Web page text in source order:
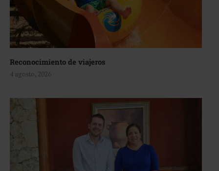
Reconocimiento de viajeros
4 agosto, 2026